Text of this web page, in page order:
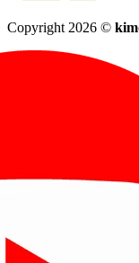
Copyright 2026 ©